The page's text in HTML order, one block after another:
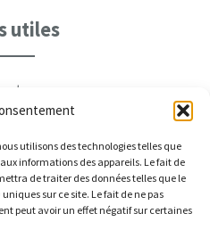
utilisons des technologies telles que
informations des appareils. Le fait de
de traiter des données telles que le
sur ce site. Le fait de ne pas
peut avoir un effet négatif sur certaines
utiles
de durabilité